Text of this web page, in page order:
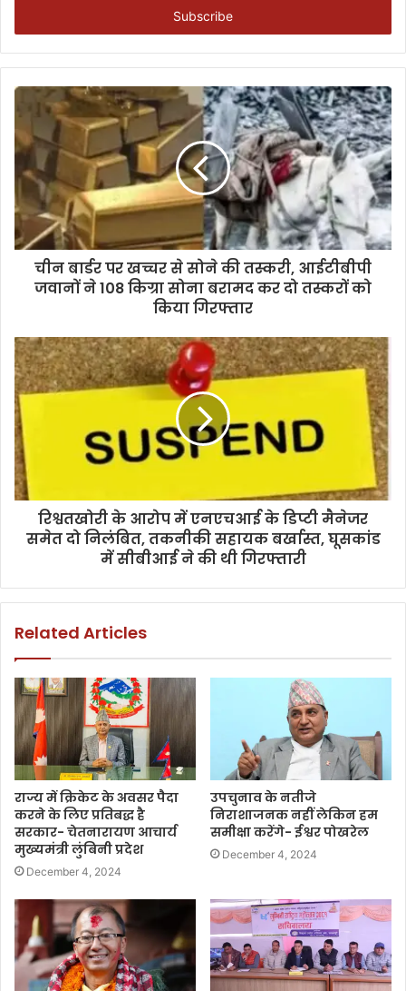
चीन बार्डर पर खच्चर से सोने की तस्करी, आईटीबीपी
जवानों ने 108 किग्रा सोना बरामद कर दो तस्करों को
किया गिरफ्तार
रिश्वतखोरी के आरोप में एनएचआई के डिप्टी मैनेजर
समेत दो निलंबित, तकनीकी सहायक बर्खास्त, घूसकांड
में सीबीआई ने की थी गिरफ्तारी
Related Articles
राज्य में क्रिकेट के अवसर पैदा
करने के लिए प्रतिबद्ध है
सरकार- चेतनारायण आचार्य
मुख्यमंत्री लुंबिनी प्रदेश
December 4, 2024
उपचुनाव के नतीजे
निराशाजनक नहीं लेकिन हम
समीक्षा करेंगे- ईश्वर पोखरेल
December 4, 2024